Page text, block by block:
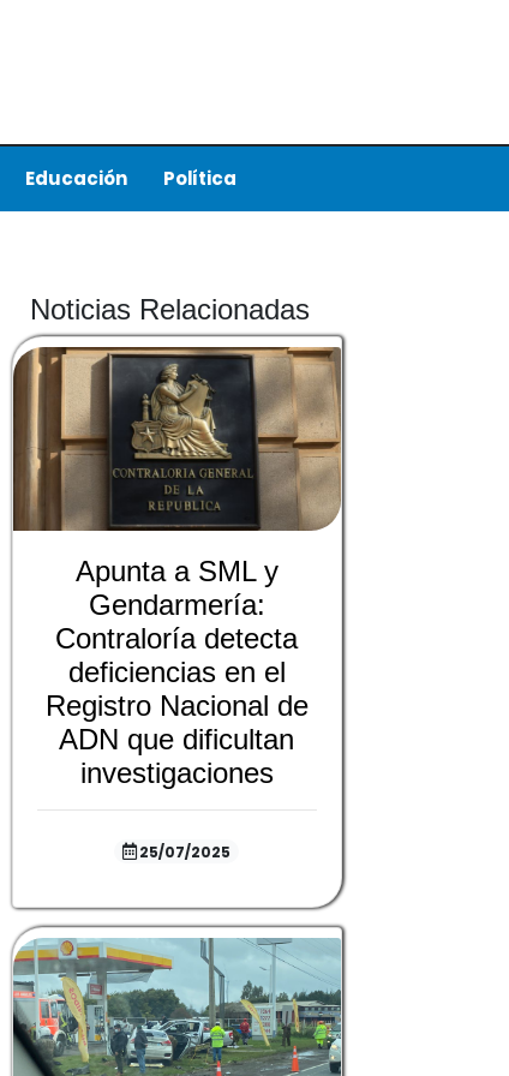
Educación Política
Noticias Relacionadas
Apunta a SML y
Gendarmería:
Contraloría detecta
deficiencias en el
Registro Nacional de
ADN que dificultan
investigaciones
25/07/2025